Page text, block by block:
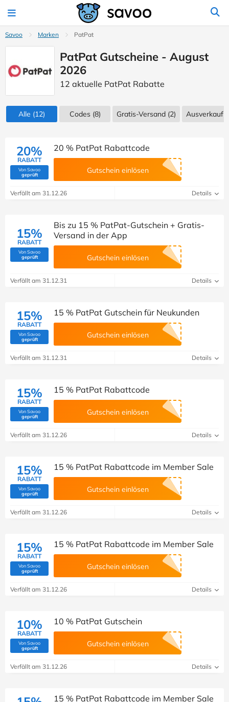
Savoo Marken PatPat
PatPat Gutscheine - August
2026
12 aktuelle PatPat Rabatte
Alle (12) Codes(8) Gratis-Versand (2) Ausverkauf
20%
RABATT
Von Savoo
geprüft(Von Savoo geprüft)
20 % PatPat Rabattcode
Gutschein einlösen
Verfällt am 31.12.26 Details
15%
RABATT
Von Savoo
geprüft(Von Savoo geprüft)
Bis zu 15 % PatPat-Gutschein + Gratis-
Versand in der App
Gutschein einlösen
Verfällt am 31.12.31 Details
15%
RABATT
Von Savoo
geprüft(Von Savoo geprüft)
15 % PatPat Gutschein für Neukunden
Gutschein einlösen
Verfällt am 31.12.31 Details
15%
RABATT
Von Savoo
geprüft(Von Savoo geprüft)
15 % PatPat Rabattcode
Gutschein einlösen
Verfällt am 31.12.26 Details
15%
RABATT
Von Savoo
geprüft(Von Savoo geprüft)
15 % PatPat Rabattcode im Member Sale
Gutschein einlösen
Verfällt am 31.12.26 Details
15%
RABATT
Von Savoo
geprüft(Von Savoo geprüft)
15 % PatPat Rabattcode im Member Sale
Gutschein einlösen
Verfällt am 31.12.26 Details
10%
RABATT
Von Savoo
geprüft(Von Savoo geprüft)
10 % PatPat Gutschein
Gutschein einlösen
Verfällt am 31.12.26 Details
15 % PatPat Rabattcode im Member Sale